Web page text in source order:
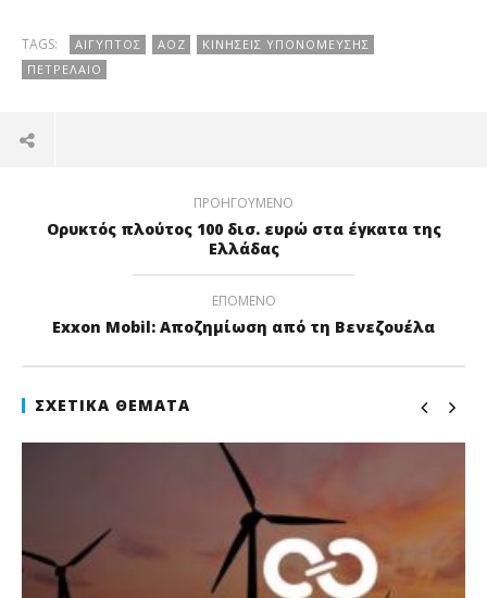
TAGS: ΑΊΓΥΠΤΟΣ ΑΟΖ
ΚΙΝΉΣΕΙΣ ΥΠΟΝΌΜΕΥΣΗΣ
ΠΕΤΡΈΛΑΙΟ
ΠΡΟΗΓΟΎΜΕΝΟ
Ορυκτός πλούτος 100 δισ. ευρώ στα έγκατα της
Ελλάδας
ΕΠΌΜΕΝΟ
Exxon Mobil: Αποζημίωση από τη Βενεζουέλα
ΣΧΕΤΙΚΆ ΘΈΜΑΤΑ